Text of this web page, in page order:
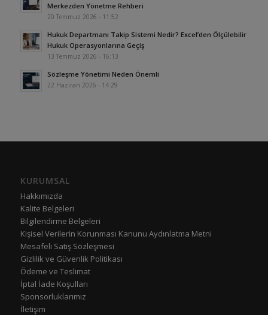
Merkezden Yönetme Rehberi
20 Temmuz 2026 - 11:52
Hukuk Departmanı Takip Sistemi Nedir? Excel’den Ölçülebilir
Hukuk Operasyonlarına Geçiş
13 Temmuz 2026 - 16:13
Sözleşme Yönetimi Neden Önemli
22 Haziran 2026 - 14:29
KURUMSAL
Hakkımızda
Kalite Belgeleri
Bilgilendirme Belgeleri
Kişisel Verilerin Korunması Kanunu Aydınlatma Metni
Mesafeli Satış Sözleşmesi
Gizlilik ve Güvenlik Politikası
Ödeme ve Teslimat
İptal İade Koşulları
Sponsorluklarımız
İletişim